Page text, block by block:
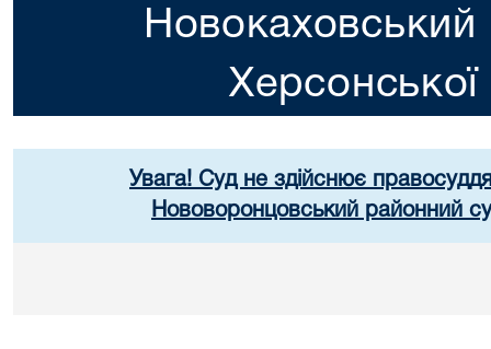
Новокаховський
Херсонської
Увага! Суд не здійснює
Нововоронцовський районний